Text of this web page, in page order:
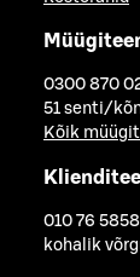
0300 870
51 senti/
Kõik
010 76
kohalik